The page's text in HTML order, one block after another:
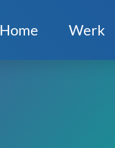
Home Werk